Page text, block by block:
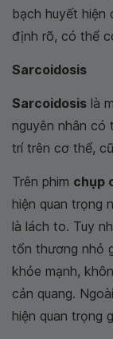
bạch huyết
định rõ, có thể
Sarcoidosis
Sarcoidosis là
nguyên nhân có
trí trên cơ thể,
Trên phim chụp
hiện quan trọng
là lách to. Tuy
tổn thương nhỏ
khỏe mạnh,
cản quang.
hiện quan trọng